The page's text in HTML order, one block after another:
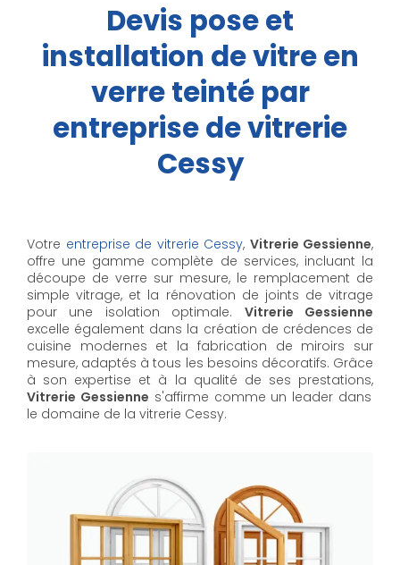
Devis pose et
installation de vitre en
verre teinté par
entreprise de vitrerie
Cessy
Votre entreprise de vitrerie Cessy, Vitrerie Gessienne,
offre une gamme complète de services, incluant la
découpe de verre sur mesure, le remplacement de
simple vitrage, et la rénovation de joints de vitrage
pour une isolation optimale. Vitrerie Gessienne
excelle également dans la création de crédences de
cuisine modernes et la fabrication de miroirs sur
mesure, adaptés à tous les besoins décoratifs. Grâce
à son expertise et à la qualité de ses prestations,
Vitrerie Gessienne s'affirme comme un leader dans
le domaine de la vitrerie Cessy.